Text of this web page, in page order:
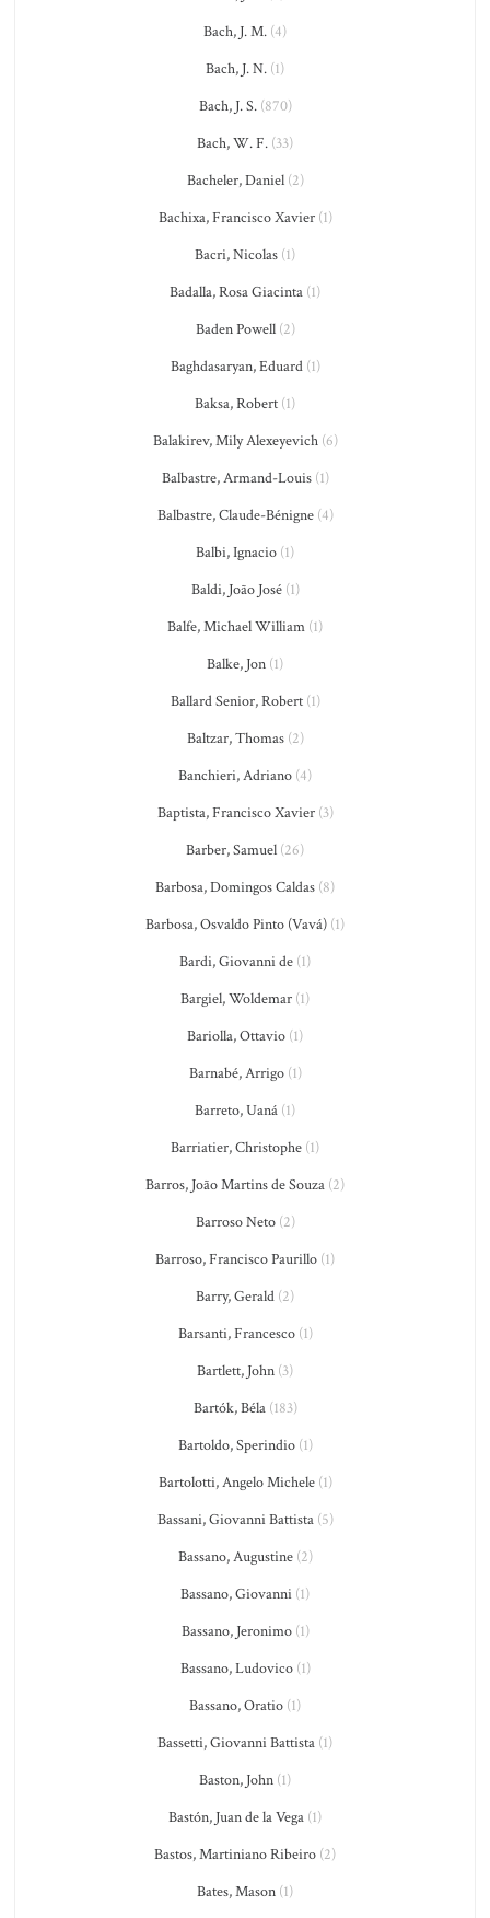
Bach, J. M. (4)
Bach, J. N. (1)
Bach, J. S.(870)
Bach, W. F. (33)
Bacheler, Daniel(2)
Bachixa, Francisco Xavier(1)
Bacri, Nicolas (1)
Badalla, Rosa Giacinta (1)
Baden Powell(2)
Baghdasaryan, Eduard(1)
Baksa, Robert (1)
Balakirev, Mily Alexeyevich(6)
Balbastre, Armand-Louis(1)
Balbastre, Claude-Bénigne(4)
Balbi, Ignacio (1)
Baldi, João José(1)
Balfe, Michael William (1)
Balke, Jon (1)
Ballard Senior, Robert(1)
Baltzar, Thomas(2)
Banchieri, Adriano (4)
Baptista, Francisco Xavier(3)
Barber, Samuel (26)
Barbosa, Domingos Caldas (8)
Barbosa, Osvaldo Pinto (Vavá) (1)
Bardi, Giovanni de (1)
Bargiel, Woldemar (1)
Bariolla, Ottavio (1)
Barnabé, Arrigo(1)
Barreto, Uaná (1)
Barriatier, Christophe (1)
Barros, João Martins de Souza (2)
Barroso Neto(2)
Barroso, Francisco Paurillo (1)
Barry, Gerald (2)
Barsanti, Francesco(1)
Bartlett, John (3)
Bartók, Béla(183)
Bartoldo, Sperindio(1)
Bartolotti, Angelo Michele(1)
Bassani, Giovanni Battista(5)
Bassano, Augustine(2)
Bassano, Giovanni (1)
Bassano, Jeronimo(1)
Bassano, Ludovico(1)
Bassano, Oratio (1)
Bassetti, Giovanni Battista (1)
Baston, John (1)
Bastón, Juan de la Vega (1)
Bastos, Martiniano Ribeiro (2)
Bates, Mason (1)